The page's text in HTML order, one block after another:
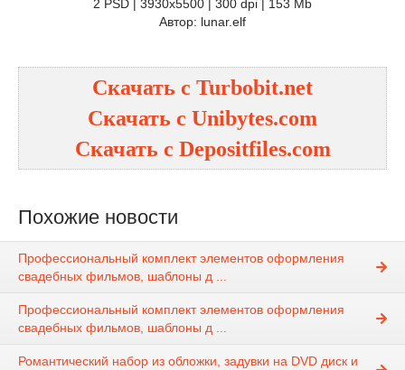
2 PSD | 3930х5500 | 300 dpi | 153 Mb
Автор: lunar.elf
Скачать с Turbobit.net
Скачать с Unibytes.com
Скачать с Depositfiles.com
Похожие новости
Профессиональный комплект элементов оформления
свадебных фильмов, шаблоны д ...
Профессиональный комплект элементов оформления
свадебных фильмов, шаблоны д ...
Романтический набор из обложки, задувки на DVD диск и